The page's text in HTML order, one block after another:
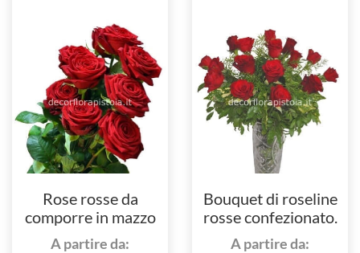
Rose rosse da
comporre in mazzo
per numero di steli.
A partire da:
Bouquet di roseline
rosse confezionato.
A partire da: